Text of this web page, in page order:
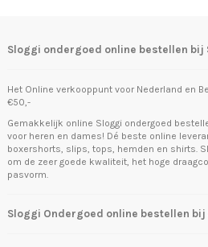
Sloggi ondergoed online bestellen bij
Het Online verkooppunt voor Nederland en
€50,-
Gemakkelijk online Sloggi ondergoed
voor heren en dames! Dé beste online
boxershorts, slips, tops, hemden en shirts.
om de zeer goede kwaliteit, het hoge
pasvorm.
Sloggi Ondergoed online bestellen